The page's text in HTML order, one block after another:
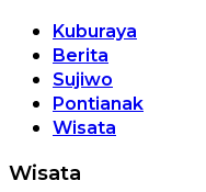
Kuburaya
Berita
Sujiwo
Pontianak
Wisata
Wisata